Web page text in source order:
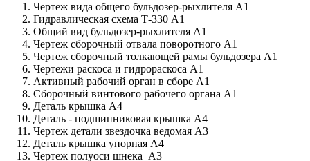
Чертеж вида общего бульдозер-рыхлителя А1
Гидравлическая схема Т-330 А1
Общий вид бульдозер-рыхлителя А1
Чертеж сборочный отвала поворотного А1
Чертеж сборочный толкающей рамы бульдозера А1
Чертежи раскоса и гидрораскоса А1
Активный рабочий орган в сборе А1
Сборочный винтового рабочего органа А1
Деталь крышка А4
Деталь - подшипниковая крышка А4
Чертеж детали звездочка ведомая А3
Деталь крышка упорная А4
Чертеж полуоси шнека А3